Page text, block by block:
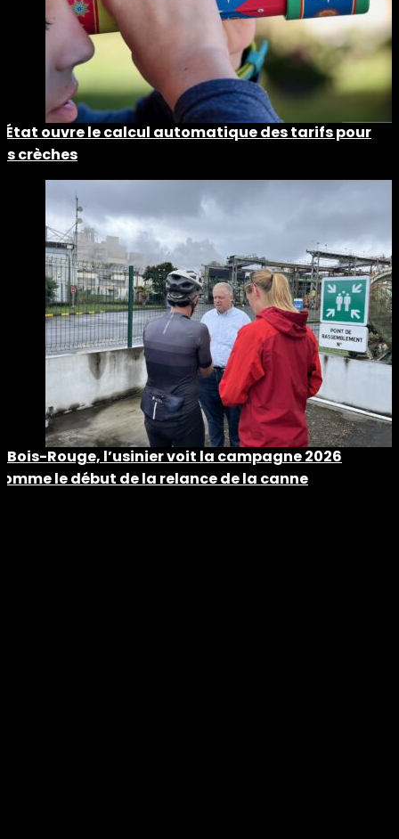
ouvre le calcul automatique des tarifs pour
crèches
Bois-Rouge, l’usinier voit la campagne 2026
le début de la relance de la canne